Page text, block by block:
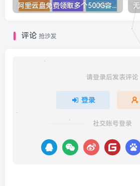
阿里云盘免费领取多个500G容量
评论 抢沙发
请登录后发表评论
登录
社交账号登录